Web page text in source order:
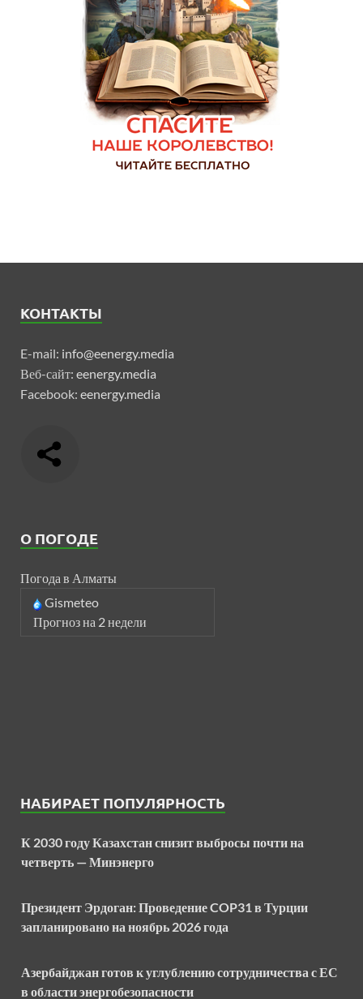
КОНТАКТЫ
E-mail: info@eenergy.media
Веб-сайт: eenergy.media
Facebook: eenergy.media
О ПОГОДЕ
Погода в Алматы
Gismeteo
Прогноз на 2 недели
НАБИРАЕТ ПОПУЛЯРНОСТЬ
К 2030 году Казахстан снизит выбросы почти на
четверть — Минэнерго
Президент Эрдоган: Проведение COP31 в Турции
запланировано на ноябрь 2026 года
Азербайджан готов к углублению сотрудничества с ЕС
в области энергобезопасности